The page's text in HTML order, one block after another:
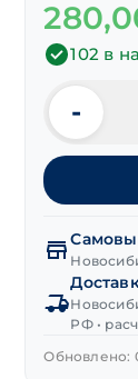
102 в
Количество
товара
Гайка
корончатая
исп.1
прорезная
М24
цинк
-
РФ •
Обновлено: